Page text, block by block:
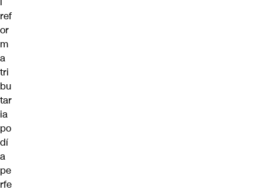
ref
or
m
a
tri
bu
tar
ia
po
dí
a
pe
rfe